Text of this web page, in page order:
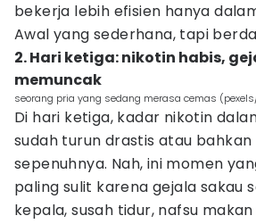
bekerja lebih efisien hanya
Awal yang sederhana, tapi
2. Hari ketiga: nikotin habis,
memuncak
seorang pria yang sedang merasa cemas
Di hari ketiga, kadar nikotin
sudah turun drastis atau bahkan
sepenuhnya. Nah, ini momen
paling sulit karena gejala sakau
kepala, susah tidur, nafsu